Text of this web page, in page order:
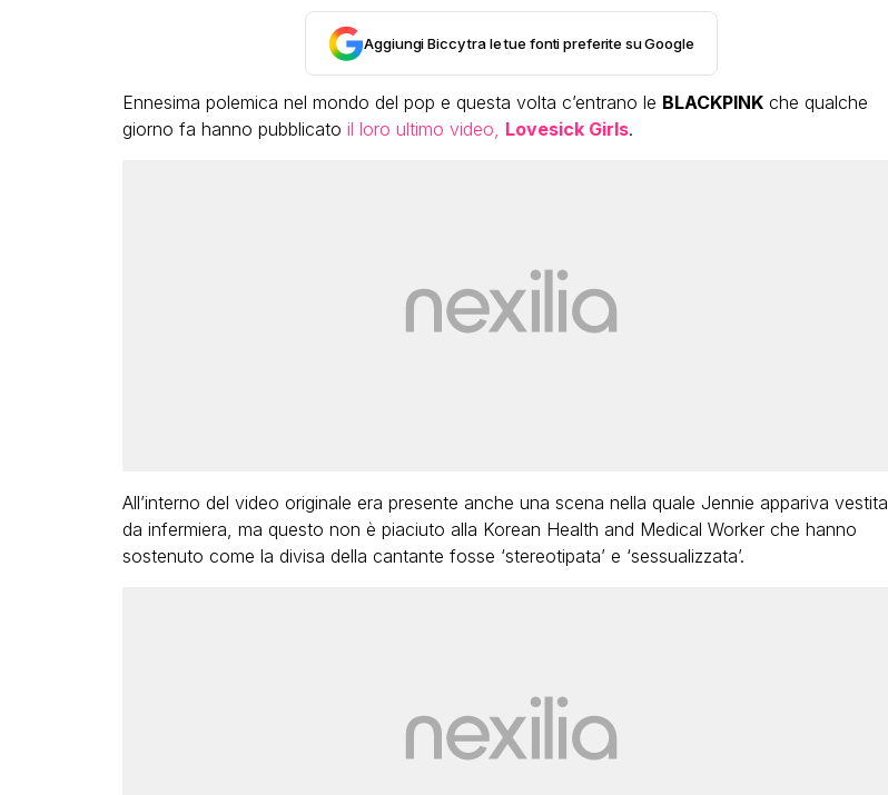
Aggiungi Biccy tra le tue fonti preferite su Google
Ennesima polemica nel mondo del pop e questa volta c’entrano le BLACKPINKche qualche
giorno fa hanno pubblicato il loro ultimo video, Lovesick Girls.
All’interno del video originale era presente anche una scena nella quale Jennie appariva vestita
da infermiera, ma questo non è piaciuto alla Korean Health and Medical Worker che hanno
sostenuto come la divisa della cantante fosse ‘stereotipata’ e ‘sessualizzata’.
Bambola Star, la festa di
compleanno con tutte le grandi
dive compie 15 anni: il video